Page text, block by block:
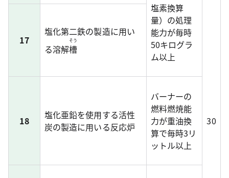
塩素換算
量）の処理
能力が毎時
50キログラ
ム以上
30
17
塩化第二鉄の製造に用い
る溶解槽
そう
18
塩化亜鉛を使用する活性
炭の製造に用いる反応炉
バーナーの
燃料燃焼能
力が重油換
算で毎時3リ
ットル以上